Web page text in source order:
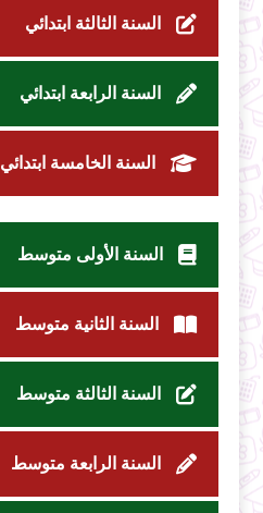
السنة الثالثة ابتدائي
السنة الرابعة ابتدائي
السنة الخامسة ابتدائي
السنة الأولى متوسط
السنة الثانية متوسط
السنة الثالثة متوسط
السنة الرابعة متوسط